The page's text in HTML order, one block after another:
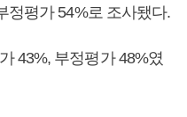
정평가 54%로 조사됐다.
43%, 부정평가 48%였